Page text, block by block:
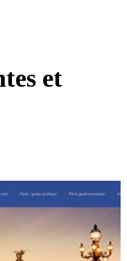
et